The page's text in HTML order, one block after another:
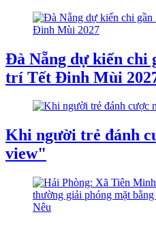
Đà Nẵng dự kiến chi
trí Tết Đinh Mùi
Khi người trẻ đánh
view"